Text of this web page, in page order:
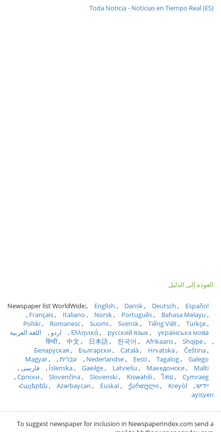
Toda Noticia - Noticias en Tiempo Real (ES)
العودة إلى الدليل
Newspaper list WorldWide: English Dansk Deutsch
Español
Français
Italiano Norsk Português
Bahasa Melayu
Polski
Romanesc Suomi Svensk Tiếng Việt
Türkçe
Ελληνικά
русский язык українська мова اردو
اللغة العربية
हिन्दी
中文 日本語 한국어 Afrikaans
Shqipe
Беларуская
Български Català Hrvatska
Čeština
Nederlandse
Eesti Tagalog Galego עברית
Magyar
Íslenska
Gaeilge Latviešu Македонски Malti
فارسی
Српски
Slovenčina Slovenski Kiswahili ไทย
Cymraeg
ייִדיש
Հայերեն Azərbaycan Euskal ქართული
Kreyòl
ayisyen
To suggest newspaper for inclusion in NewspaperIndex.com send a